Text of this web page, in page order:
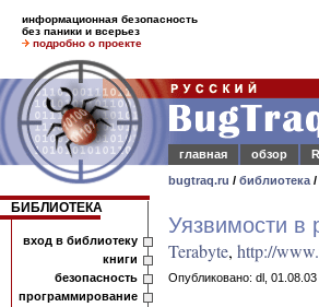
информационная безопасность
без паники и всерьез
подробно о проекте
главная
обзор
bugtraq.ru / библиотека /
БИБЛИОТЕКА
вход в библиотеку
книги
безопасность
программирование
Уязвимости в
Terabyte, http://
Опубликовано: dl, 01.08.03